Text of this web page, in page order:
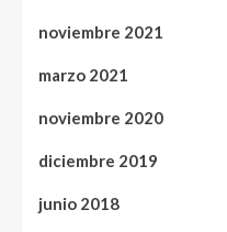
noviembre 2021
marzo 2021
noviembre 2020
diciembre 2019
junio 2018